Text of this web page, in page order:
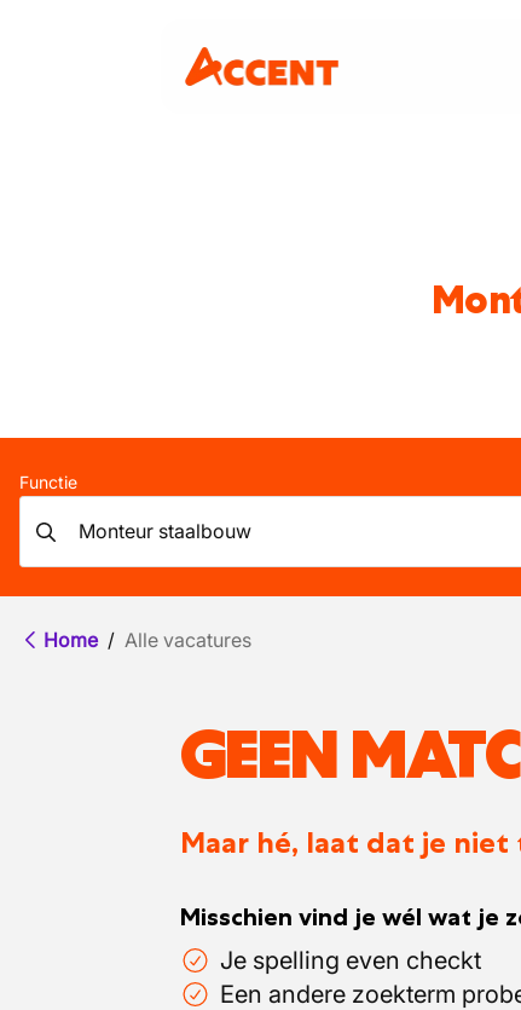
Functie
Home / Alle vacatures
GEEN
Maar hé, laat dat je
Misschien vind je wél wat je
Je spelling even checkt
Een andere zoekterm